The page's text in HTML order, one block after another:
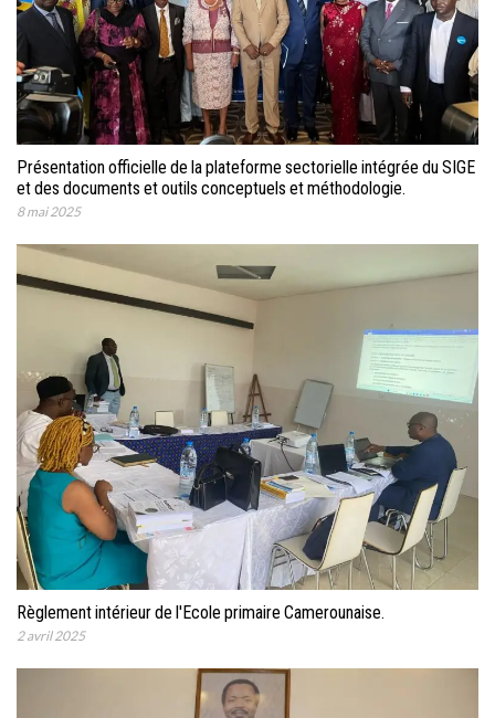
Présentation officielle de la plateforme sectorielle intégrée du SIGE
et des documents et outils conceptuels et méthodologie.
8 mai 2025
Règlement intérieur de l'Ecole primaire Camerounaise.
2 avril 2025